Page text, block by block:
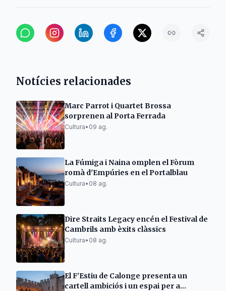
Notícies relacionades
Marc Parrot i Quartet Brossa
sorprenen al Porta Ferrada
Cultura• 09 ag.
La Fúmiga i Naina omplen el Fòrum
romà d'Empúries en el Portalblau
Cultura• 08 ag.
Dire Straits Legacy encén el Festival de
Cambrils amb èxits clàssics
Cultura• 08 ag.
El F’Estiu de Calonge presenta un
cartell ambiciós i un espai per a